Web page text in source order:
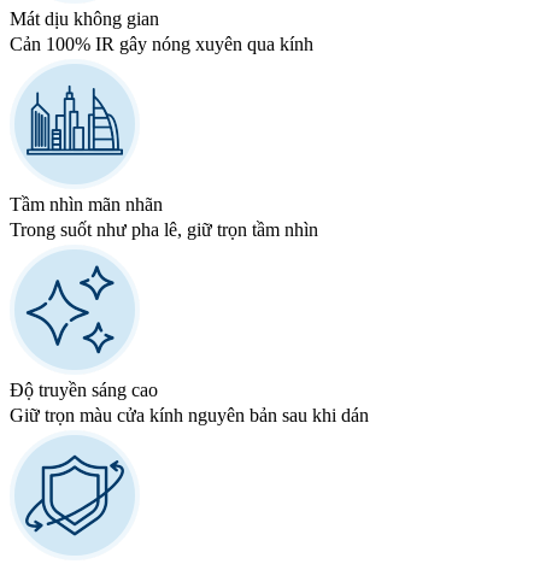
Mát dịu không gian
Cản 100% IR gây nóng xuyên qua kính
Tầm nhìn mãn nhãn
Trong suốt như pha lê, giữ trọn tầm nhìn
Độ truyền sáng cao
Giữ trọn màu cửa kính nguyên bản sau khi dán